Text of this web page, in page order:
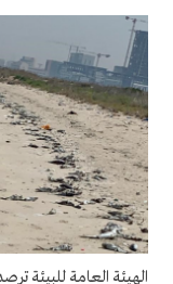
الهيئة العامة للبيئة